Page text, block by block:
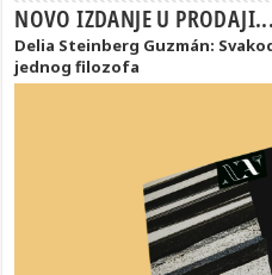
NOVO IZDANJE U PRODAJI...
Delia Steinberg Guzmán:
jednog filozofa